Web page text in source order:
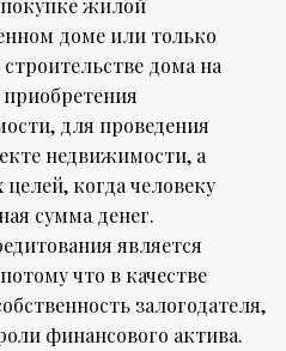
жилой
доме или только
дома на
для проведения
недвижимости, а
когда человеку
сумма денег.
является
что в качестве
залогодателя,
финансового актива.